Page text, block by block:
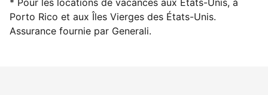
* Pour les locations de vacances aux États-Unis, à
Porto Rico et aux Îles Vierges des États-Unis.
Assurance fournie par Generali.